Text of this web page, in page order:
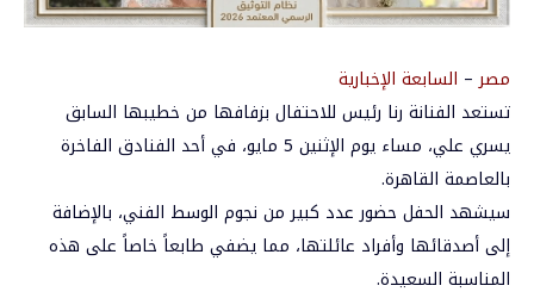
مصر– السابعة الإخبارية
تستعد الفنانة رنا رئيس للاحتفال بزفافها من خطيبها السابق
يسري علي، مساء يوم الإثنين 5 مايو، في أحد الفنادق الفاخرة
بالعاصمة القاهرة.
سيشهد الحفل حضور عدد كبير من نجوم الوسط الفني، بالإضافة
إلى أصدقائها وأفراد عائلتها، مما يضفي طابعاً خاصاً على هذه
المناسبة السعيدة.